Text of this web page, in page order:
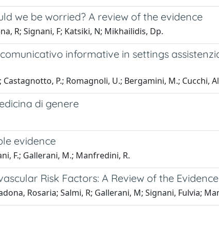
we be worried? A review of the evidence
R; Signani, F; Katsiki, N; Mikhailidis, Dp.
informative in settings
Castagnotto, P.; Romagnoli, U.; Bergamini, M.; Cucchi,
di genere
evidence
F.; Gallerani, M.; Manfredini, R.
Risk Factors: A Review of the Evidence
Rosaria; Salmi, R; Gallerani, M; Signani, Fulvia;